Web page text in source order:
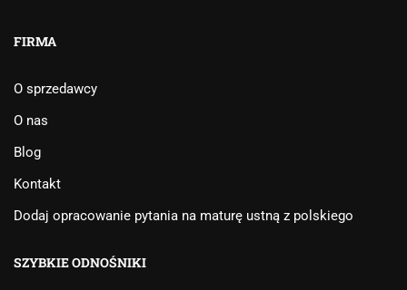
FIRMA
O sprzedawcy
O nas
Blog
Kontakt
Dodaj opracowanie pytania na maturę ustną z polskiego
SZYBKIE ODNOŚNIKI